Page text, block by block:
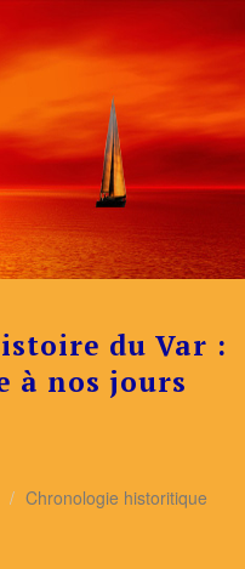
du Var :
à nos jours
Chronologie historitique